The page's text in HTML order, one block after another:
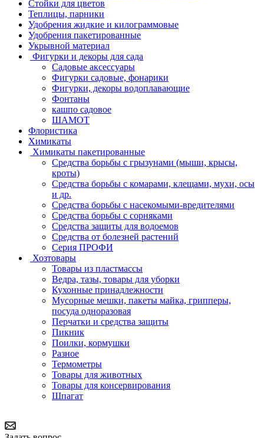
Стойки для цветов
Теплицы, парники
Удобрения жидкие и килограммовые
Удобрения пакетированные
Укрывной материал
Фигурки и декоры для сада
Садовые аксессуары
Фигурки садовые, фонарики
Фигурки, декоры водоплавающие
Фонтаны
кашпо садовое
ШАМОТ
Флористика
Химикаты
Химикаты пакетированные
Средства борьбы с грызунами (мыши, крысы,
кроты)
Средства борьбы с комарами, клещами, мухи, осы
и др.
Средства борьбы с насекомыми-вредителями
Средства борьбы с сорняками
Средства защиты для водоемов
Средства от болезней растений
Серия ПРОФИ
Хозтовары
Товары из пластмассы
Ведра, тазы, товары для уборки
Кухонные принадлежности
Мусорные мешки, пакеты майка, грипперы,
посуда одноразовая
Перчатки и средства защиты
Пикник
Поилки, кормушки
Разное
Термометры
Товары для животных
Товары для консервирования
Шпагат